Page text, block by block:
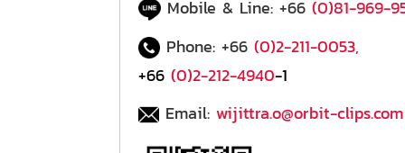
Mobile & Line: +66 (0)81-969-
Phone: +66 (0)2-211-0053,
+66 (0)2-212-4940-1
Email: wijittra.o@orbit-clips.com